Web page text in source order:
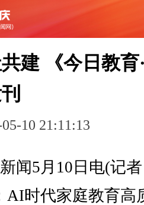
建 《今日教育
10 21:11:13
5月10日电(记者
AI时代家庭教育高